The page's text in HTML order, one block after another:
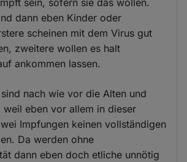
sein, sofern sie das wollen.
dann eben Kinder oder
scheinen mit dem Virus gut
zweitere wollen es halt
ankommen lassen.
nach wie vor die Alten und
weil eben vor allem in dieser
Impfungen keinen vollständigen
Da werden ohne
dann eben doch etliche unnötig